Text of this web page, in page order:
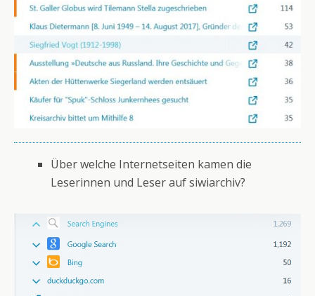
Über welche Internetseiten kamen die
Leserinnen und Leser auf siwiarchiv?